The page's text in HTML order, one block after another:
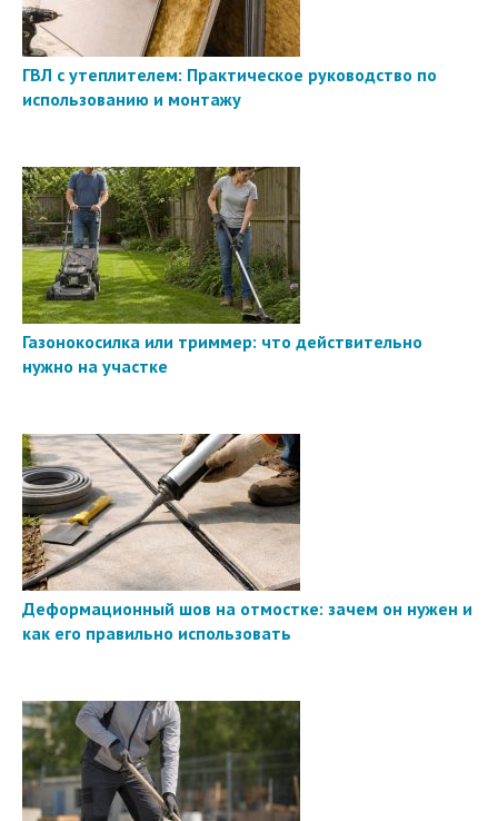
ГВЛ с утеплителем: Практическое руководство по
использованию и монтажу
Газонокосилка или триммер: что действительно
нужно на участке
Деформационный шов на отмостке: зачем он нужен и
как его правильно использовать